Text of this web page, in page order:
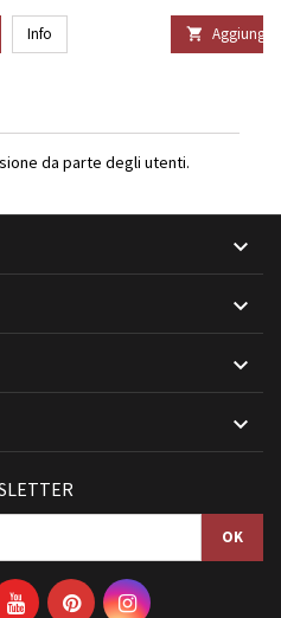
Info  Aggiungi
da parte degli utenti.



